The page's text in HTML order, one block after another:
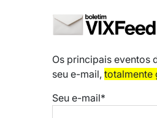
Os principais eventos
seu e-mail, totalmente
Seu e-mail*